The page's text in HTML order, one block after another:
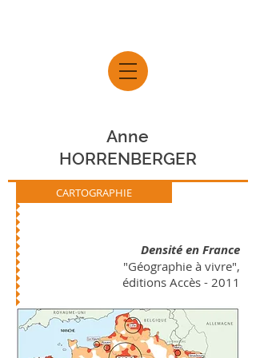
Anne
HORRENBERGER
CARTOGRAPHIE
Densité en France
"Géographie à vivre",
éditions Accès - 2011